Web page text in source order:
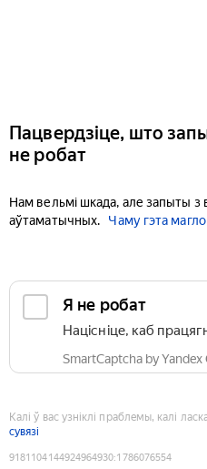
Пацвердзіце, што
не робат
Нам вельмі шкада, але запыты
аўтаматычных.
Чаму гэта
Я не робат
Націсніце, каб
SmartCaptcha by Yandex
Калі ў вас узніклі праблемы, калі
сувязі
9181104144924964930:1786076554